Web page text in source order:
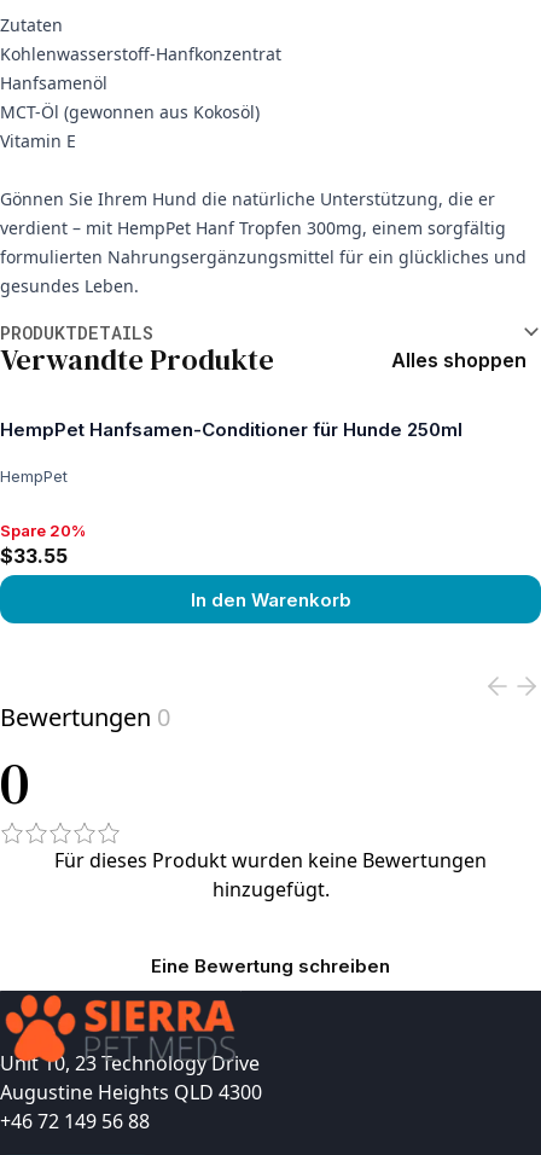
Zutaten
Kohlenwasserstoff-Hanfkonzentrat
Hanfsamenöl
MCT-Öl (gewonnen aus Kokosöl)
Vitamin E
Gönnen Sie Ihrem Hund die natürliche Unterstützung, die er
verdient – mit HempPet Hanf Tropfen 300mg, einem sorgfältig
formulierten Nahrungsergänzungsmittel für ein glückliches und
gesundes Leben.
PRODUKTDETAILS
Verwandte Produkte Alles shoppen
HempPet Hanfsamen-Conditioner für Hunde 250ml
HempPet
Spare 20%, $33.55
Spare 20%
$33.55
In den Warenkorb
Bewertungen 0
0
Für dieses Produkt wurden keine Bewertungen
hinzugefügt.
Eine Bewertung schreiben
Unit 10, 23 Technology Drive
Augustine Heights QLD 4300
+46 72 149 56 88